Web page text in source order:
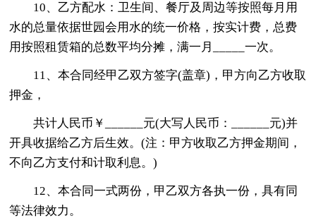
10、乙方配水：卫生间、餐厅及周边等按照每月用
水的总量依据世园会用水的统一价格，按实计费，总费
用按照租赁箱的总数平均分摊，满一月_____一次。
11、本合同经甲乙双方签字(盖章)，甲方向乙方收取
押金，
共计人民币￥______元(大写人民币：______元)并
开具收据给乙方后生效。(注：甲方收取乙方押金期间，
不向乙方支付和计取利息。)
12、本合同一式两份，甲乙双方各执一份，具有同
等法律效力。